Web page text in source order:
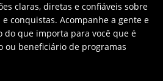
claras, diretas e confiáveis sobre
conquistas. Acompanhe a gente e
que importa para você que é
ou beneficiário de programas